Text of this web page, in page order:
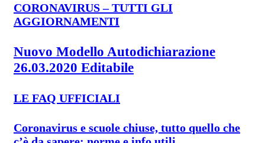
CORONAVIRUS – TUTTI GLI
AGGIORNAMENTI
Nuovo Modello Autodichiarazione
26.03.2020 Editabile
LE FAQ UFFICIALI
Coronavirus e scuole chiuse, tutto quello che